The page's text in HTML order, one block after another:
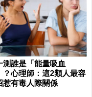
測誰是「能量吸血
？心理師：這2類人最容
惹有毒人際關係